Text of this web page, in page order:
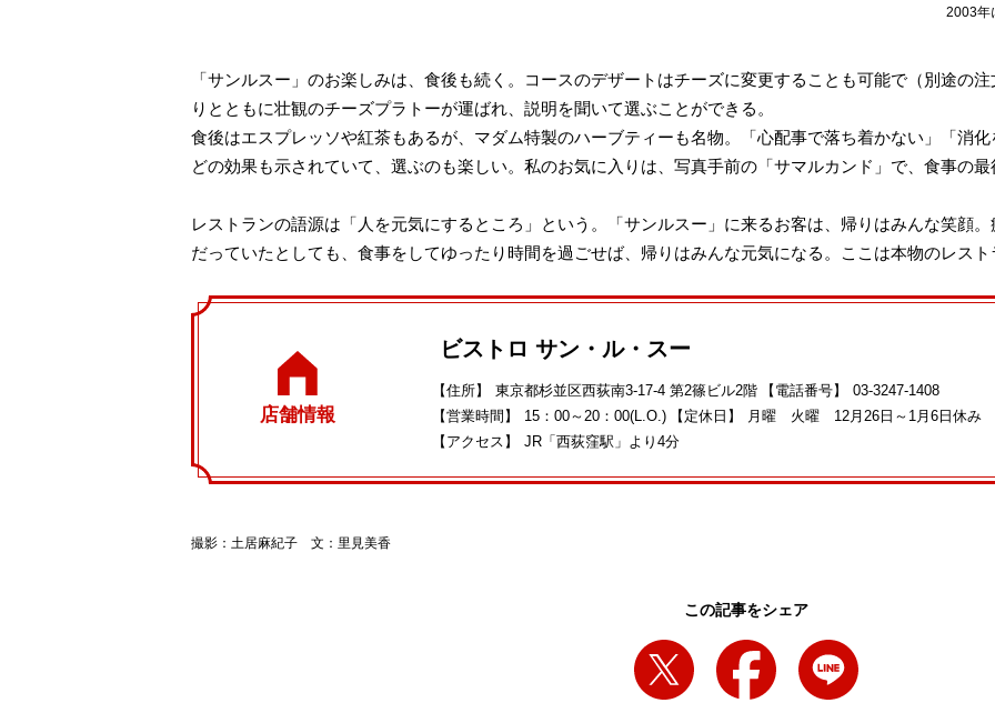
2003年
「サンルスー」のお楽しみは、食後も続く。コースのデザートはチーズに変更することも可能で（別途の
りとともに壮観のチーズプラトーが運ばれ、説明を聞いて選ぶことができる。
食後はエスプレッソや紅茶もあるが、マダム特製のハーブティーも名物。「心配事で落ち着かない」「消
どの効果も示されていて、選ぶのも楽しい。私のお気に入りは、写真手前の「サマルカンド」で、食事の最
レストランの語源は「人を元気にするところ」という。「サンルスー」に来るお客は、帰りはみんな笑顔
だっていたとしても、食事をしてゆったり時間を過ごせば、帰りはみんな元気になる。ここは本物のレスト
店舗情報
ビストロ サン・ル・スー
【住所】 東京都杉並区西荻南3-17-4 第2篠ビル2階 【電話番号】
03-3247-1408
【営業時間】
15：00～20：00(L.O.) 【定休日】
月曜 火曜 12月26日～1月6日休み
【アクセス】
JR「西荻窪駅」より4分
撮影：土居麻紀子 文：里見美香
この記事をシェア